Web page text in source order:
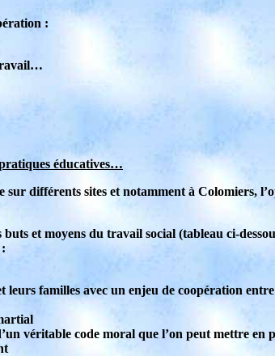
:
éducatives…
sur différents sites et notamment à Colomiers,
et moyens du travail social (tableau ci-
familles avec un enjeu de coopération
véritable code moral que l’on peut mettre